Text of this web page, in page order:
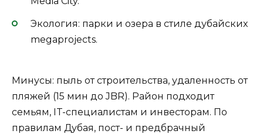
Экология: парки и озера в стиле дубайских
megaprojects.
Минусы: пыль от строительства, удаленность от
пляжей (15 мин до JBR). Район подходит
семьям, IT-специалистам и инвесторам. По
правилам Дубая, пост- и предбрачный